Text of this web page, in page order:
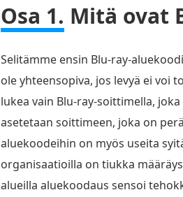
Osa 1. Mitä ovat
Selitämme ensin Blu-ray-
ole yhteensopiva, jos levyä ei voi
lukea vain Blu-ray-soittimella,
asetetaan soittimeen, joka on
aluekoodeihin on myös useita
organisaatioilla on tiukka
alueilla aluekoodaus sensoi